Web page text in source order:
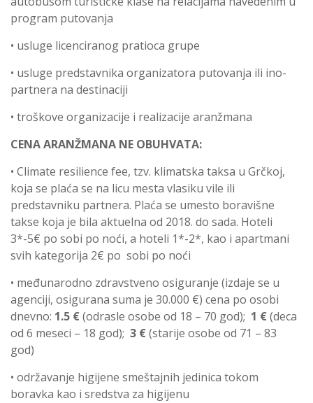
program putovanja
• usluge licenciranog pratioca grupe
• usluge predstavnika organizatora putovanja ili ino-
partnera na destinaciji
• troškove organizacije i realizacije aranžmana
CENA ARANŽMANA NE OBUHVATA:
• Climate resilience fee, tzv. klimatska taksa u Grčkoj,
koja se plaća se na licu mesta vlasiku vile ili
predstavniku partnera. Plaća se umesto boravišne
takse koja je bila aktuelna od 2018. do sada. Hoteli
3*-5€ po sobi po noći, a hoteli 1*-2*, kao i apartmani
svih kategorija 2€ po sobi po noći
• međunarodno zdravstveno osiguranje (izdaje se u
agenciji, osigurana suma je 30.000 €) cena po osobi
dnevno: 1.5 €(odrasle osobe od 18 – 70 god); 1 €(deca
od 6 meseci – 18 god); 3 €(starije osobe od 71 – 83
god)
• održavanje higijene smeštajnih jedinica tokom
boravka kao i sredstva za higijenu